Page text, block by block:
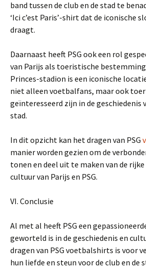
band tussen de club en de stad te
‘Ici c’est Paris’-shirt dat de iconische
draagt.
Daarnaast heeft PSG ook een rol
van Parijs als toeristische
Princes-stadion is een iconische
niet alleen voetbalfans, maar ook
geïnteresseerd zijn in de geschiedenis
stad.
In dit opzicht kan het dragen van PSG
manier worden gezien om de
tonen en deel uit te maken van de rijke
cultuur van Parijs en PSG.
VI. Conclusie
Al met al heeft PSG een
geworteld is in de geschiedenis en
dragen van PSG voetbalshirts is voor
hun liefde en steun voor de club en de